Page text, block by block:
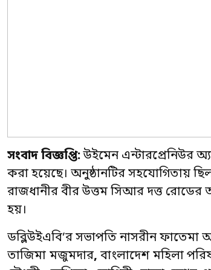
সংবাদ বিজ্ঞপ্তি:উইমেন এন্টারপ্রেনিউর
করা হয়েছে। অনুষ্ঠানটির সহযোগিতায় ছিল
রাজধানীর বীর উত্তম সিআর দত্ত রোডের
হয়।
ডব্লিউইএবি’র সভাপতি নাসরীন
তাজিমা মজুমদার, বাংলাদেশ মহিলা